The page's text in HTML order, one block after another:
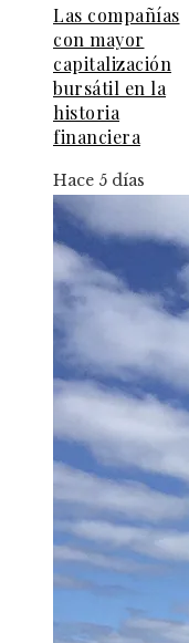
Las compañías
con mayor
capitalización
bursátil en la
historia
financiera
Hace 5 días